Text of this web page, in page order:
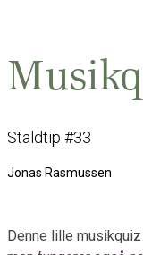
Staldtip #33
Jonas Rasmussen
Denne lille